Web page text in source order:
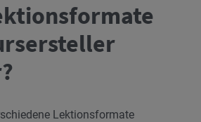
Lektionsformate